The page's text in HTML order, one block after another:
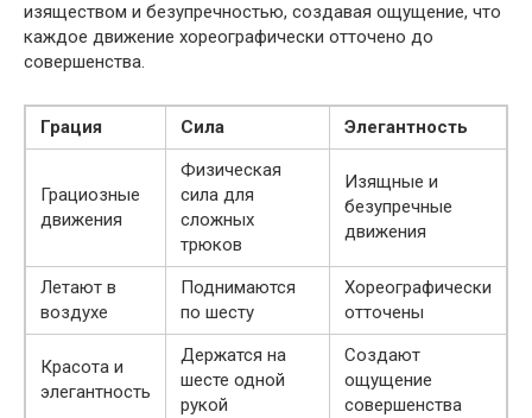
изяществом и безупречностью, создавая ощущение, что
каждое движение хореографически отточено до
совершенства.
Грация Сила Элегантность
Грациозные
движения
Физическая
сила для
сложных
трюков
Изящные и
безупречные
движения
Летают в
воздухе
Поднимаются
по шесту
Хореографически
отточены
Красота и
элегантность
Держатся на
шесте одной
рукой
Создают
ощущение
совершенства